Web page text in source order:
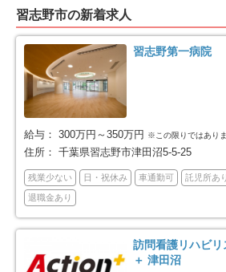
松戸市 136
茂原市 22 成田市
佐倉市 49
旭市
市原市 51
我孫
習志野市の新着求人
習志野第一病院
給与： 300万円～350万円 ※この限りではありま
住所： 千葉県習志野市津田沼5-5-25
残業少ない 日・祝休み 車通勤可 託児所あり
退職金あり
訪問看護リハビ
＋ 津田沼